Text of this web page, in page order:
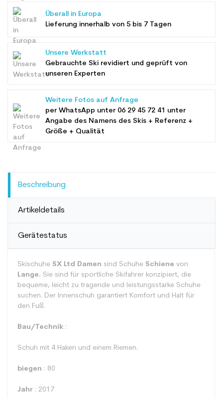
Überall in Europa
Lieferung innerhalb von 5 bis 7 Tagen
Unsere Werkstatt
Gebrauchte Ski revidiert und geprüft von
unseren Experten
Weitere Fotos auf Anfrage
per WhatsApp unter 06 29 45 72 41 unter
Angabe des Namens des Skis + Referenz +
Größe + Qualität
Beschreibung
Artikeldetails
Gerätestatus
Skischuhe SX Ltd Damen sind Schuhe Schiene von
Lange. Sie sind für sportliche Skifahrer konzipiert, die
bequeme, leicht zu tragende und leistungsstarke Schuhe
suchen. Der Innenschuh garantiert Komfort und Halt für
den Fuß.
Bau/Technik :
Schuh mit 4 Haken und einem Riemen.
biegen : 80
Jahr : 2017